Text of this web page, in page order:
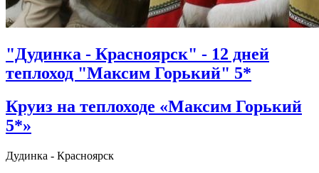
"Дудинка - Красноярск" - 12 дней
теплоход "Максим Горький" 5*
Круиз на теплоходе «Максим Горький
5*»
Дудинка - Красноярск